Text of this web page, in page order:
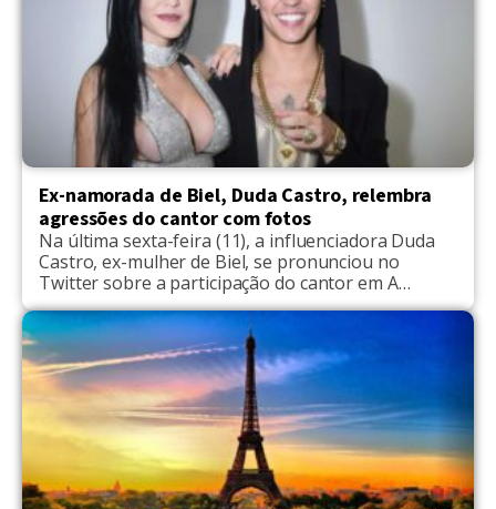
Ex-namorada de Biel, Duda Castro, relembra
agressões do cantor com fotos
Na última sexta-feira (11), a influenciadora Duda
Castro, ex-mulher de Biel, se pronunciou no
Twitter sobre a participação do cantor em A
Fazenda 12, da Record TV. A modelo decidiu
publicar três fotos de hematomas – supostamente
resultado das agressões sofridas enquanto
morava com ele nos Estados Unidos. Na legenda
da publicação, Duda disparou contra […]